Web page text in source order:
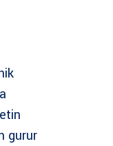
gurur